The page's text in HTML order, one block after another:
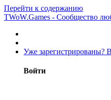
Перейти к содержанию
TWoW.Games - Сообщество
Уже зарегистрированы?
Войти